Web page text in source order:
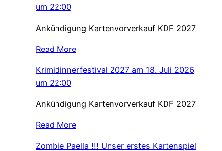
um 22:00
Ankündigung Kartenvorverkauf KDF 2027
Read More
Krimidinnerfestival 2027 am 18. Juli 2026
um 22:00
Ankündigung Kartenvorverkauf KDF 2027
Read More
Zombie Paella !!! Unser erstes Kartenspiel